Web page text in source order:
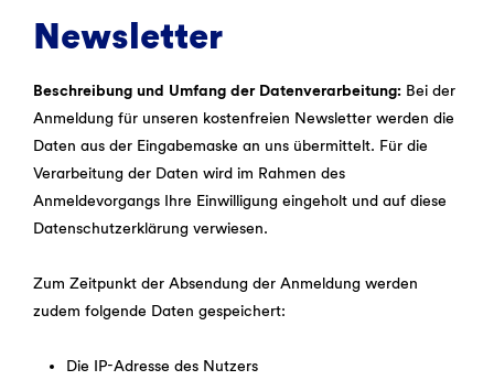
Newsletter
Beschreibung und Umfang der Datenverarbeitung: Bei der
Anmeldung für unseren kostenfreien Newsletter werden die
Daten aus der Eingabemaske an uns übermittelt. Für die
Verarbeitung der Daten wird im Rahmen des
Anmeldevorgangs Ihre Einwilligung eingeholt und auf diese
Datenschutzerklärung verwiesen.
Zum Zeitpunkt der Absendung der Anmeldung werden
zudem folgende Daten gespeichert:
Die IP-Adresse des Nutzers